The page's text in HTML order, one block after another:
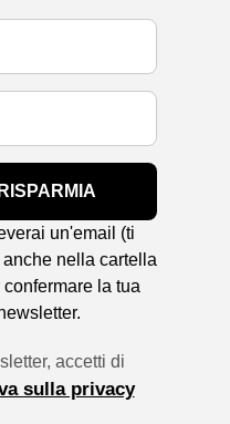
un'email (ti
nella cartella
la tua
accetti di
sulla privacy